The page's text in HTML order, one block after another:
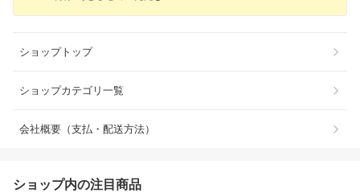
ショップトップ
ショップカテゴリ一覧
会社概要（支払・配送方法）
ショップ内の注目商品